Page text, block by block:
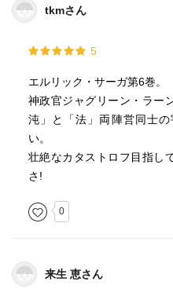
tkmさん
5
エルリック・サーガ第6巻。
神政官ジャグリーン・ラー
沌」と「法」両陣営同士
い。
壮絶なカタストロフ目指し
さ!
0
来生 恵さん